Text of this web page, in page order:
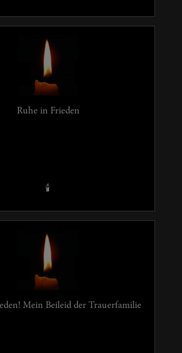
Ruhe in Frieden
🕯️
Mein Beileid der Trauerfamilie